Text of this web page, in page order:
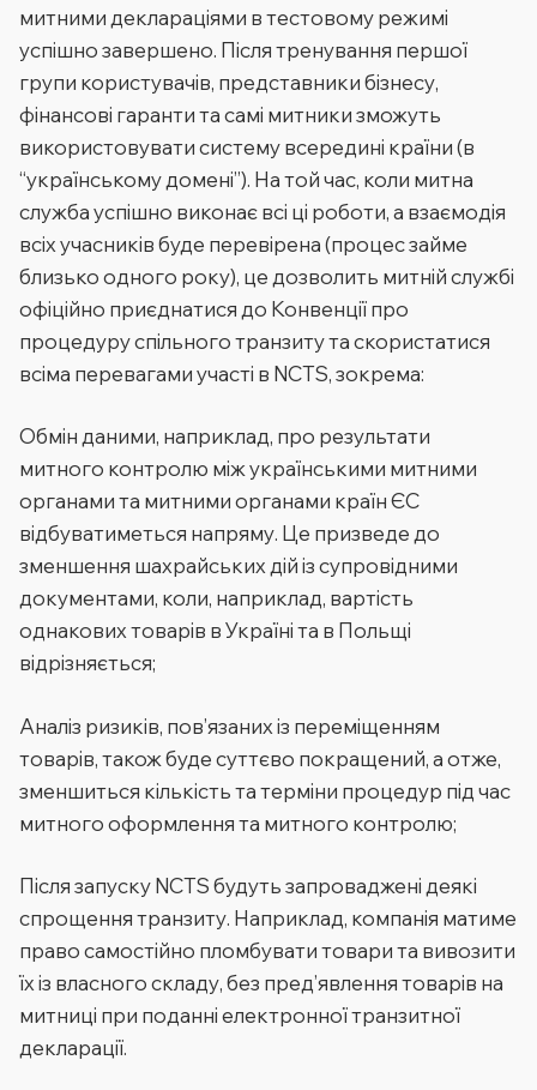
митними деклараціями в тестовому режимі
успішно завершено. Після тренування першої
групи користувачів, представники бізнесу,
фінансові гаранти та самі митники зможуть
використовувати систему всередині країни (в
“українському домені”). На той час, коли митна
служба успішно виконає всі ці роботи, а взаємодія
всіх учасників буде перевірена (процес займе
близько одного року), це дозволить митній службі
офіційно приєднатися до Конвенції про
процедуру спільного транзиту та скористатися
всіма перевагами участі в NCTS, зокрема:
Обмін даними, наприклад, про результати
митного контролю між українськими митними
органами та митними органами країн ЄС
відбуватиметься напряму. Це призведе до
зменшення шахрайських дій із супровідними
документами, коли, наприклад, вартість
однакових товарів в Україні та в Польщі
відрізняється;
Аналіз ризиків, пов’язаних із переміщенням
товарів, також буде суттєво покращений, а отже,
зменшиться кількість та терміни процедур під час
митного оформлення та митного контролю;
Після запуску NCTS будуть запроваджені деякі
спрощення транзиту. Наприклад, компанія матиме
право самостійно пломбувати товари та вивозити
їх із власного складу, без пред’явлення товарів на
митниці при поданні електронної транзитної
декларації.